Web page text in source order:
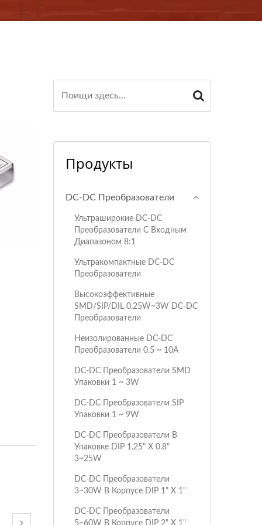
Продукты
DC-DC Преобразователи
Ультраширокие DC-DC
Преобразователи С Входным
Диапазоном 8:1
Ультракомпактные DC-DC
Преобразователи
Высокоэффективные
SMD/SIP/DIL 0.25W~3W DC-DC
Преобразователи
Неизолированные DC-DC
Преобразователи 0.5 ~ 10A
DC-DC Преобразователи SMD
Упаковки 1 ~ 3W
DC-DC Преобразователи SIP
Упаковки 1 ~ 9W
DC-DC Преобразователи В
Упаковке DIP 1.25" X 0.8"
3~25W
DC-DC Преобразователи
3~30W В Корпусе DIP 1" X 1"
DC-DC Преобразователи
5~60W В Корпусе DIP 2" X 1"